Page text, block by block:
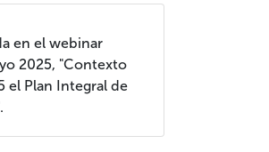
en el webinar
2025, "Contexto
el Plan Integral de